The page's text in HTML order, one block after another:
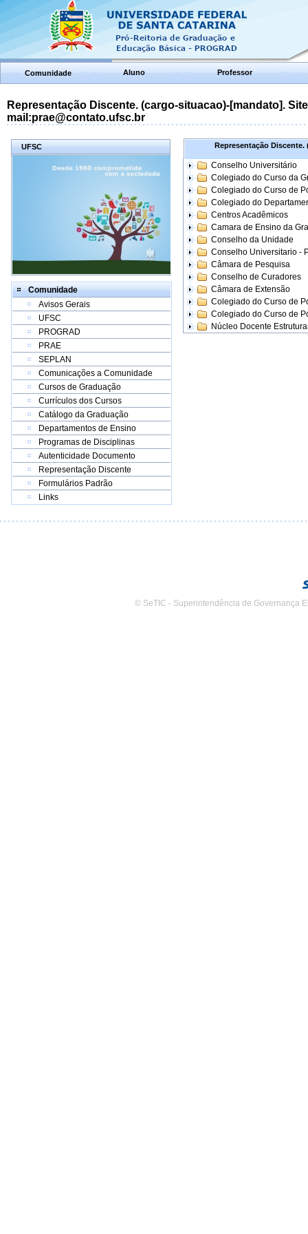
Comunidade Aluno Professor
Representação Discente. (cargo-situacao)-[mandato].
mail:prae@contato.ufsc.br
UFSC
Comunidade
Avisos Gerais
UFSC
PROGRAD
PRAE
SEPLAN
Comunicações a Comunidade
Cursos de Graduação
Currículos dos Cursos
Catálogo da Graduação
Departamentos de Ensino
Programas de Disciplinas
Autenticidade Documento
Representação Discente
Formulários Padrão
Links
Representação Discente.
Conselho Universitário
Colegiado do Curso da
Colegiado do Curso de
Colegiado do
Centros Acadêmicos
Camara de Ensino da
Conselho da Unidade
Conselho Universitario -
Câmara de Pesquisa
Conselho de Curadores
Câmara de Extensão
Colegiado do Curso de
Colegiado do Curso de
Núcleo Docente
© SeTIC - Superintendência de Governança